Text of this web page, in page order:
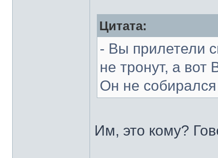
Цитата:
- Вы прилетели
не тронут, а вот
Он не
Им, это кому?